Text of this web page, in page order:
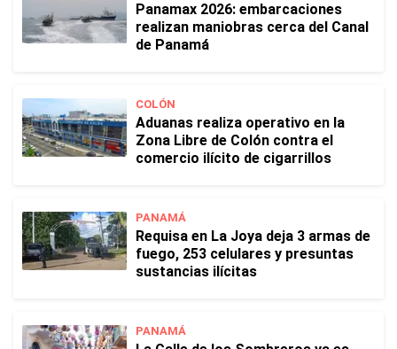
Panamax 2026: embarcaciones
realizan maniobras cerca del Canal
de Panamá
COLÓN
Aduanas realiza operativo en la
Zona Libre de Colón contra el
comercio ilícito de cigarrillos
PANAMÁ
Requisa en La Joya deja 3 armas de
fuego, 253 celulares y presuntas
sustancias ilícitas
PANAMÁ